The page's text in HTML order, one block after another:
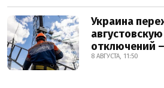
Украина
отключений
8 АВГУСТА, 11:50